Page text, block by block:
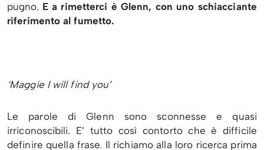
pugno. E a rimetterci è Glenn, con uno schiacciante
riferimento al fumetto.
‘Maggie I will find you’
Le parole di Glenn sono sconnesse e quasi
irriconoscibili. E’ tutto così contorto che è difficile
definire quella frase. Il richiamo alla loro ricerca prima